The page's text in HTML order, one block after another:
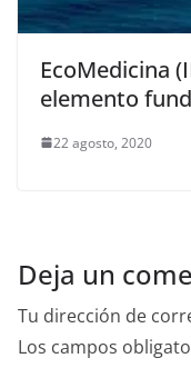
EcoMedicina
elemento
22 agosto, 2020
Deja un
Tu dirección de
Los campos